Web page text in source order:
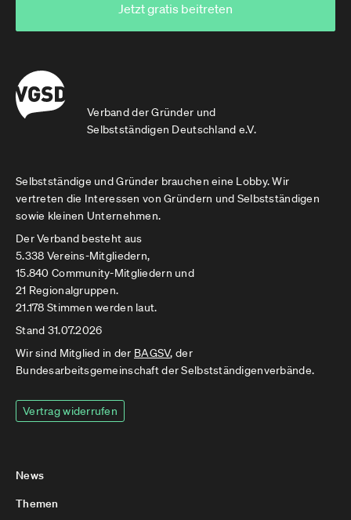
Verband der Gründer und
Selbstständigen Deutschland e.V.
Jetzt gratis beitreten
Selbstständige und Gründer brauchen eine Lobby. Wir
vertreten die Interessen von Gründern und Selbstständigen
sowie kleinen Unternehmen.
Der Verband besteht aus
5.338 Vereins-Mitgliedern,
15.840 Community-Mitgliedern und
21 Regionalgruppen.
21.178 Stimmen werden laut.
Stand 31.07.2026
Wir sind Mitglied in der BAGSV, der
Bundesarbeitsgemeinschaft der Selbstständigenverbände.
Vertrag widerrufen
News
Themen